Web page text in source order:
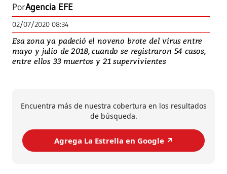
PorAgencia EFE
02/07/2020 08:34
Esa zona ya padeció el noveno brote del virus entre
mayo y julio de 2018, cuando se registraron 54 casos,
entre ellos 33 muertos y 21 supervivientes
Encuentra más de nuestra cobertura en los resultados
de búsqueda.
Agrega La Estrella en Google ↗️